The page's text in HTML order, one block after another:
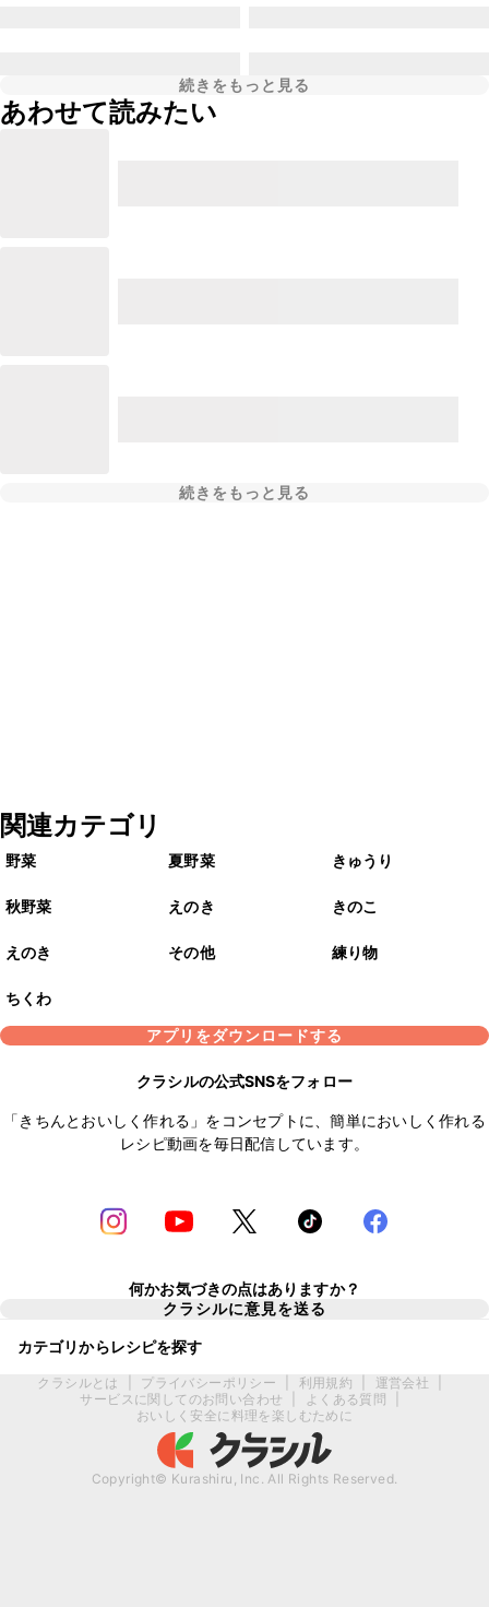
続きをもっと見る
あわせて読みたい
続きをもっと見る
関連カテゴリ
野菜 夏野菜 きゅうり
秋野菜 えのき きのこ
えのき その他 練り物
ちくわ
アプリをダウンロードする
クラシルの公式SNSをフォロー
「きちんとおいしく作れる」をコンセプトに、簡単においしく作れる
レシピ動画を毎日配信しています。
何かお気づきの点はありますか？
クラシルに意見を送る
カテゴリからレシピを探す
クラシルとは プライバシーポリシー 利用規約 運営会社
サービスに関してのお問い合わせ
よくある質問
おいしく安全に料理を楽しむために
Copyright© Kurashiru, Inc. All Rights Reserved.